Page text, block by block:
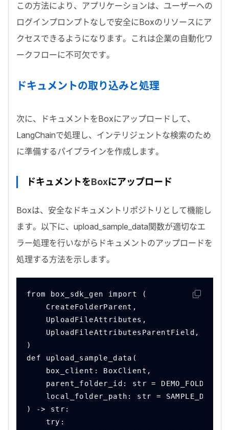
この方法により、アプリケーションは、ユーザーへの
ログインプロンプトなしで安全にBoxのリソースにア
クセスできるようになります。これは企業の自動化ワ
ークフローに不可欠です。
ドキュメントの取り込みと処理
次に、ドキュメントをBoxにアップロードして、
LangChainで処理し、インテリジェントな検索のため
に準備するパイプラインを作成します。
ドキュメントをBoxにアップロード
Boxは、安全なドキュメントリポジトリとして機能し
ます。以下に、 upload_sample_data関数が適切なエ
ラー処理を行いながらドキュメントのアップロードを
処理する方法を示します。
from box_sdk_gen import (
    CreateFolderParent,
    UploadFileAttributes,
    UploadFileAttributesParentField,
)
def upload_sample_data(
    box_client: BoxClient,
parent_folder_id: str =
local_folder_path: str =
) -> str:
    try: